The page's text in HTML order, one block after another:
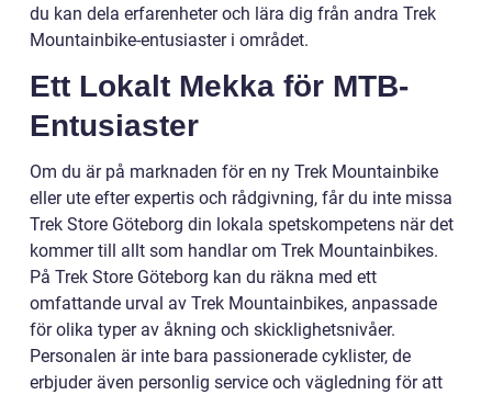
du kan dela erfarenheter och lära dig från andra Trek
Mountainbike-entusiaster i området.
Ett Lokalt Mekka för MTB-
Entusiaster
Om du är på marknaden för en ny Trek Mountainbike
eller ute efter expertis och rådgivning, får du inte missa
Trek Store Göteborg din lokala spetskompetens när det
kommer till allt som handlar om Trek Mountainbikes.
På Trek Store Göteborg kan du räkna med ett
omfattande urval av Trek Mountainbikes, anpassade
för olika typer av åkning och skicklighetsnivåer.
Personalen är inte bara passionerade cyklister, de
erbjuder även personlig service och vägledning för att